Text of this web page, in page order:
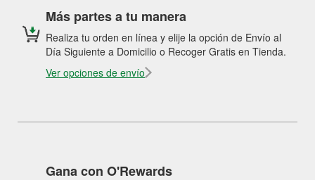
Más partes a tu manera
Realiza tu orden en línea y elije la opción de Envío al
Día Siguiente a Domicilio o Recoger Gratis en Tienda.
Ver opciones de envío
Gana con O'Rewards